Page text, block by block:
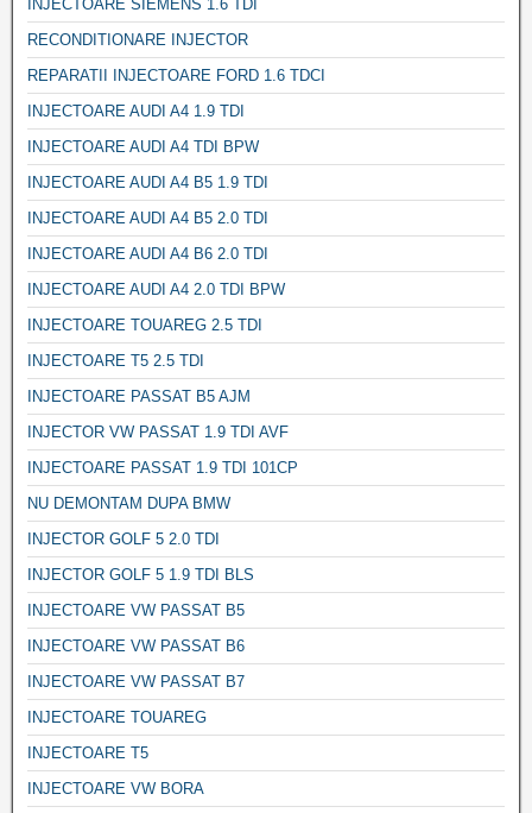
INJECTOARE SIEMENS 1.6 TDI
RECONDITIONARE INJECTOR
REPARATII INJECTOARE FORD 1.6 TDCI
INJECTOARE AUDI A4 1.9 TDI
INJECTOARE AUDI A4 TDI BPW
INJECTOARE AUDI A4 B5 1.9 TDI
INJECTOARE AUDI A4 B5 2.0 TDI
INJECTOARE AUDI A4 B6 2.0 TDI
INJECTOARE AUDI A4 2.0 TDI BPW
INJECTOARE TOUAREG 2.5 TDI
INJECTOARE T5 2.5 TDI
INJECTOARE PASSAT B5 AJM
INJECTOR VW PASSAT 1.9 TDI AVF
INJECTOARE PASSAT 1.9 TDI 101CP
NU DEMONTAM DUPA BMW
INJECTOR GOLF 5 2.0 TDI
INJECTOR GOLF 5 1.9 TDI BLS
INJECTOARE VW PASSAT B5
INJECTOARE VW PASSAT B6
INJECTOARE VW PASSAT B7
INJECTOARE TOUAREG
INJECTOARE T5
INJECTOARE VW BORA